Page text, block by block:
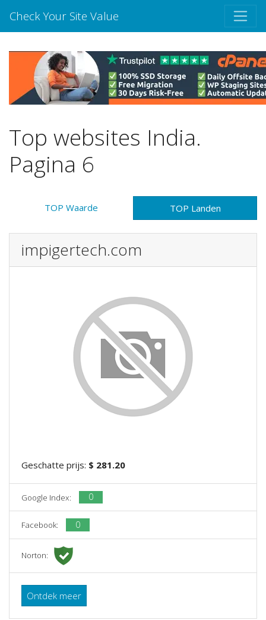
Check Your Site Value
Top websites India.
Pagina 6
TOP Waarde TOP Landen
impigertech.com
Geschatte prijs: $ 281.20
Google Index: 0
Facebook: 0
Norton:
Ontdek meer